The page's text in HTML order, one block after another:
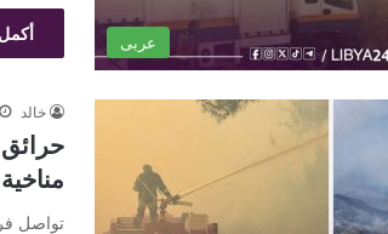
عربى
خالد
تواصل